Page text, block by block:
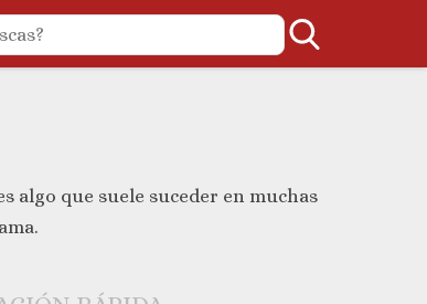
algo que suele suceder en muchas